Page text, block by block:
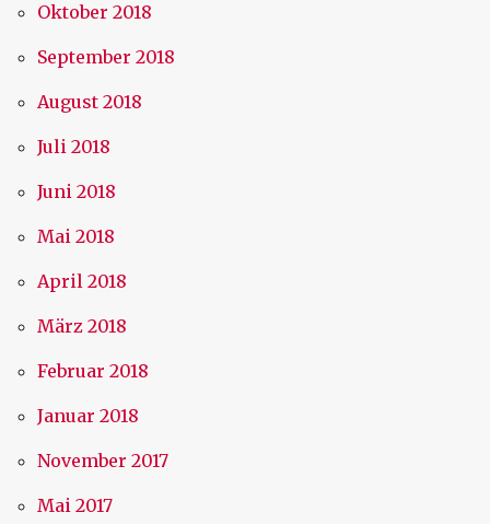
Oktober 2018
September 2018
August 2018
Juli 2018
Juni 2018
Mai 2018
April 2018
März 2018
Februar 2018
Januar 2018
November 2017
Mai 2017